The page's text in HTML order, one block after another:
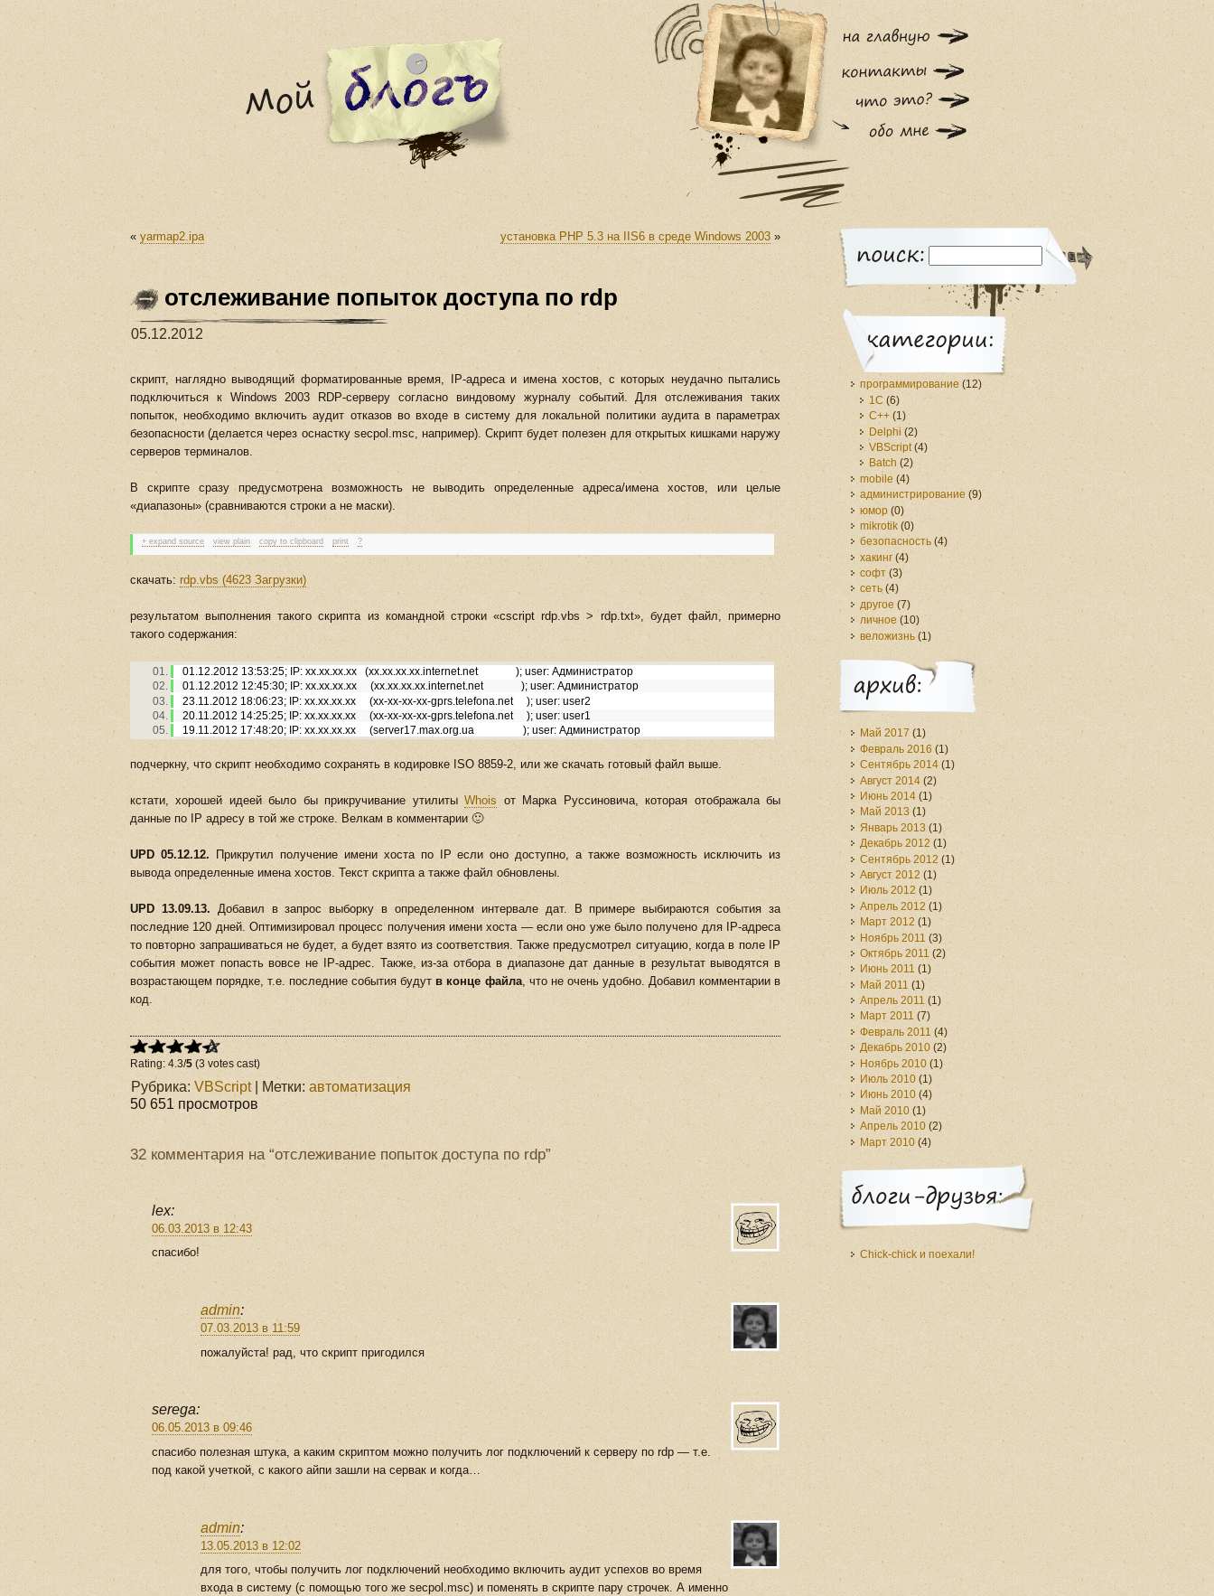
« yarmap2.ipa установка PHP 5.3 на IIS6 в среде Windows 2003 »
отслеживание попыток доступа по rdp
05.12.2012
скрипт, наглядно выводящий форматированные время, IP-адреса и имена хостов, с которых неудачно пытались
подключиться к Windows 2003 RDP-серверу согласно виндовому журналу событий.Для отслеживания таких
попыток, необходимо включить аудит отказов во входе в систему для локальной политики аудита в параметрах
безопасности (делается через оснастку secpol.msc, например). Скрипт будет полезен для открытых кишками наружу
серверов терминалов.
В скрипте сразу предусмотрена возможность не выводить определенные адреса/имена хостов, или целые
«диапазоны» (сравниваются строки а не маски).
+ expand source view plain copy to clipboard print ?
скачать: rdp.vbs (4623 Загрузки)
результатом выполнения такого скрипта из командной строки «cscript rdp.vbs > rdp.txt», будет файл, примерно
такого содержания:
01.12.2012 13:53:25; IP: xx.xx.xx.xx (xx.xx.xx.xx.internet.net ); user: Администратор
01.12.2012 12:45:30; IP: xx.xx.xx.xx (xx.xx.xx.xx.internet.net ); user: Администратор
23.11.2012 18:06:23; IP: xx.xx.xx.xx (xx-xx-xx-xx-gprs.telefona.net ); user: user2
20.11.2012 14:25:25; IP: xx.xx.xx.xx (xx-xx-xx-xx-gprs.telefona.net ); user: user1
19.11.2012 17:48:20; IP: xx.xx.xx.xx (server17.max.org.ua ); user: Администратор
подчеркну, что скрипт необходимо сохранять в кодировке ISO 8859-2, или же скачать готовый файл выше.
кстати, хорошей идеей было бы прикручивание утилитыWhois от Марка Руссиновича, которая отображала бы
данные по IP адресу в той же строке. Велкам в комментарии 🙂
UPD 05.12.12. Прикрутил получение имени хоста по IP если оно доступно, а также возможность исключить из
вывода определенные имена хостов. Текст скрипта а также файл обновлены.
UPD 13.09.13. Добавил в запрос выборку в определенном интервале дат. В примере выбираются события за
последние 120 дней. Оптимизировал процесс получения имени хоста — если оно уже было получено для IP-адреса
то повторно запрашиваться не будет, а будет взято из соответствия. Также предусмотрел ситуацию, когда в поле IP
события может попасть вовсе не IP-адрес. Также, из-за отбора в диапазоне дат данные в результат выводятся в
возрастающем порядке, т.е. последние события будутв конце файла, что не очень удобно. Добавил комментарии в
код.
Rating: 4.3/5 (3 votes cast)
Рубрика: VBScript| Метки: автоматизация
50 651 просмотров
32 комментария на “отслеживание попыток доступа по rdp”
lex:
06.03.2013 в 12:43
спасибо!
admin:
07.03.2013 в 11:59
пожалуйста! рад, что скрипт пригодился
serega:
06.05.2013 в 09:46
спасибо полезная штука, а каким скриптом можно получить лог подключений к серверу по rdp — т.е.
под какой учеткой, с какого айпи зашли на сервак и когда…
admin:
13.05.2013 в 12:02
для того, чтобы получить лог подключений необходимо включить аудит успехов во время
входа в систему (с помощью того же secpol.msc) и поменять в скрипте пару строчек. А именно
программирование (12)
1С (6)
C++ (1)
Delphi (2)
VBScript(4)
Batch (2)
mobile (4)
администрирование (9)
юмор (0)
mikrotik (0)
безопасность (4)
хакинг (4)
софт (3)
сеть (4)
другое (7)
личное (10)
веложизнь (1)
Май 2017 (1)
Февраль 2016 (1)
Сентябрь 2014 (1)
Август 2014 (2)
Июнь 2014 (1)
Май 2013 (1)
Январь 2013 (1)
Декабрь 2012 (1)
Сентябрь 2012 (1)
Август 2012 (1)
Июль 2012 (1)
Апрель 2012 (1)
Март 2012 (1)
Ноябрь 2011 (3)
Октябрь 2011 (2)
Июнь 2011 (1)
Май 2011 (1)
Апрель 2011 (1)
Март 2011 (7)
Февраль 2011 (4)
Декабрь 2010 (2)
Ноябрь 2010 (1)
Июль 2010 (1)
Июнь 2010 (4)
Май 2010 (1)
Апрель 2010 (2)
Март 2010 (4)
Chick-chick и поехали!